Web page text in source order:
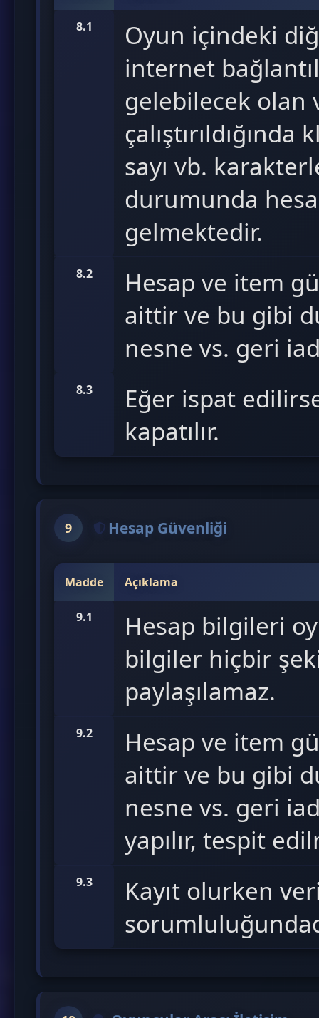
8.1
Oyun içindeki
internet
gelebilecek olan
sayı vb.
durumunda
gelmektedir.
8.2
Hesap ve item
aittir ve bu gibi
nesne vs. geri
8.3
Eğer ispat
kapatılır.
9 Hesap Güvenliği
Madde Açıklama
9.1
Hesap bilgileri
bilgiler hiçbir
paylaşılamaz.
9.2
Hesap ve item
aittir ve bu gibi
nesne vs. geri
yapılır, tespit
9.3
Kayıt olurken